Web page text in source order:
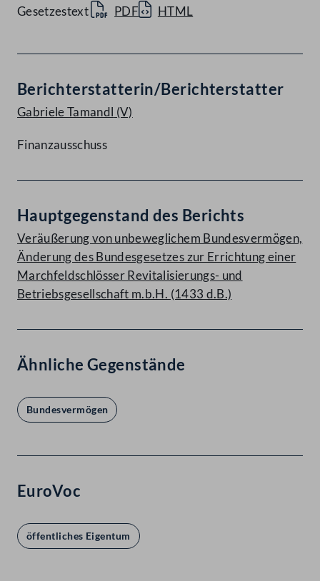
Gesetzestext
PDF HTML
Berichterstatterin/Berichterstatter
Gabriele Tamandl (V)
Finanzausschuss
Hauptgegenstand des Berichts
Veräußerung von unbeweglichem Bundesvermögen,
Änderung des Bundesgesetzes zur Errichtung einer
Marchfeldschlösser Revitalisierungs- und
Betriebsgesellschaft m.b.H. (1433 d.B.)
Ähnliche Gegenstände
Bundesvermögen
EuroVoc
öffentliches Eigentum